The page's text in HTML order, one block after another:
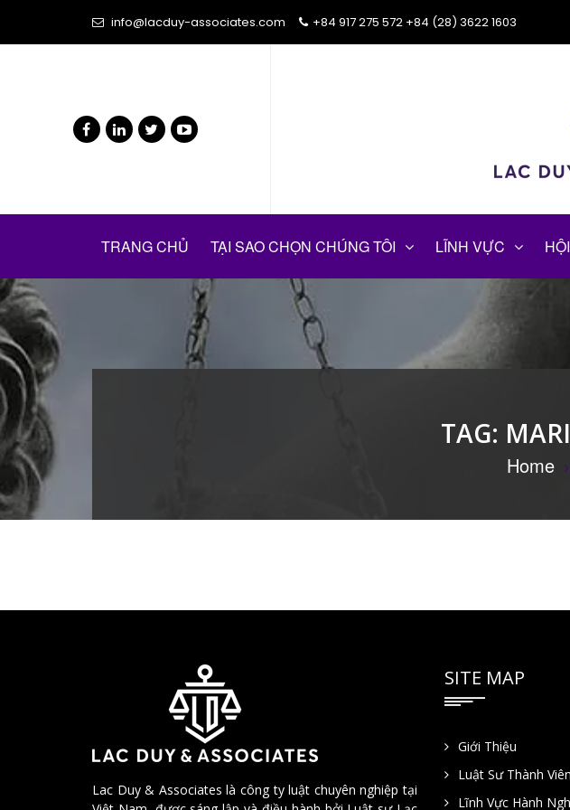
info@lacduy-associates.com +84 917 275 572 +84 (28) 3622 1603
TRANG CHỦ TẠI SAO CHỌN CHÚNG TÔI LĨNH VỰC
TAG:
Home
Lac Duy & Associates là công ty luật chuyên nghiệp tại
SITE MAP
Giới Thiệu
Luật Sư Thành Viên
Lĩnh Vực Hành